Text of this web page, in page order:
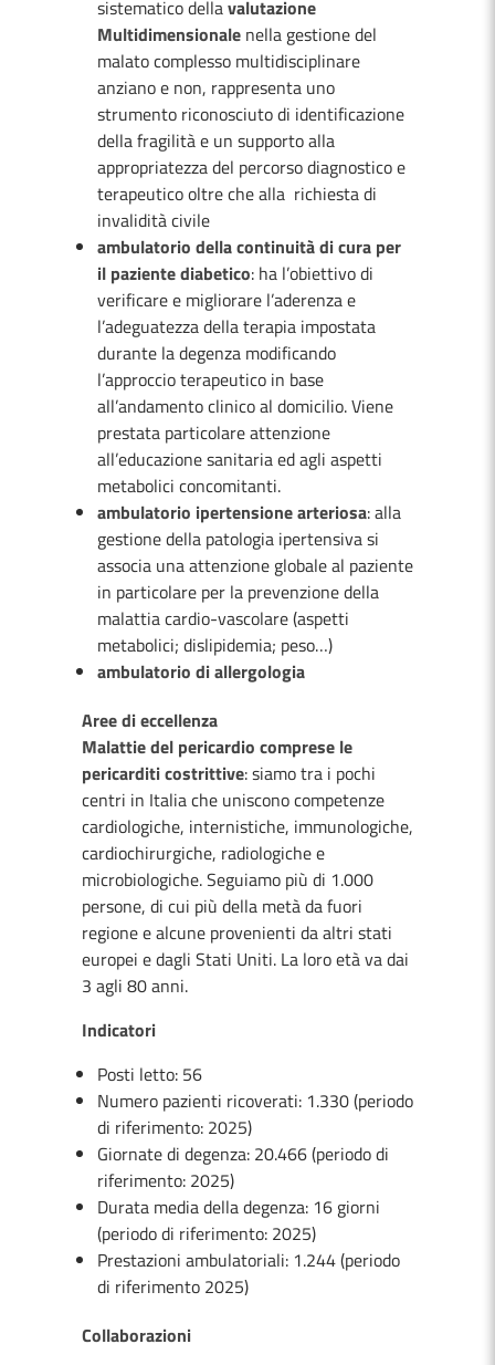
sistematico dellavalutazione
Multidimensionale nella gestione del
malato complesso multidisciplinare
anziano e non, rappresenta uno
strumento riconosciuto di identificazione
della fragilità e un supporto alla
appropriatezza del percorso diagnostico e
terapeutico oltre che alla richiesta di
invalidità civile
ambulatorio della continuità di cura per
il paziente diabetico: ha l’obiettivo di
verificare e migliorare l’aderenza e
l’adeguatezza della terapia impostata
durante la degenza modificando
l’approccio terapeutico in base
all’andamento clinico al domicilio. Viene
prestata particolare attenzione
all’educazione sanitaria ed agli aspetti
metabolici concomitanti.
ambulatorio ipertensione arteriosa: alla
gestione della patologia ipertensiva si
associa una attenzione globale al paziente
in particolare per la prevenzione della
malattia cardio-vascolare (aspetti
metabolici; dislipidemia; peso…)
ambulatorio di allergologia
Aree di eccellenza
Malattie del pericardio comprese le
pericarditi costrittive: siamo tra i pochi
centri in Italia che uniscono competenze
cardiologiche, internistiche, immunologiche,
cardiochirurgiche, radiologiche e
microbiologiche. Seguiamo più di 1.000
persone, di cui più della metà da fuori
regione e alcune provenienti da altri stati
europei e dagli Stati Uniti. La loro età va dai
3 agli 80 anni.
Indicatori
Posti letto: 56
Numero pazienti ricoverati: 1.330 (periodo
di riferimento: 2025)
Giornate di degenza: 20.466 (periodo di
riferimento: 2025)
Durata media della degenza: 16 giorni
(periodo di riferimento: 2025)
Prestazioni ambulatoriali: 1.244 (periodo
di riferimento 2025)
Collaborazioni